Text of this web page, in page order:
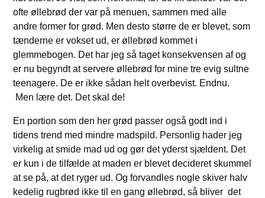
ofte øllebrød der var på menuen, sammen med alle
andre former for grød. Men desto større de er blevet, som
tænderne er vokset ud, er øllebrød kommet i
glemmebogen. Det har jeg så taget konsekvensen af og
er nu begyndt at servere øllebrød for mine tre evig sultne
teenagere. De er ikke sådan helt overbevist. Endnu.
Men lære det. Det skal de!
En portion som den her grød passer også godt ind i
tidens trend med mindre madspild. Personlig hader jeg
virkelig at smide mad ud og gør det yderst sjældent. Det
er kun i de tilfælde at maden er blevet decideret skummel
at se på, at det ryger ud. Og forvandles nogle skiver halv
kedelig rugbrød ikke til en gang øllebrød, så bliver det